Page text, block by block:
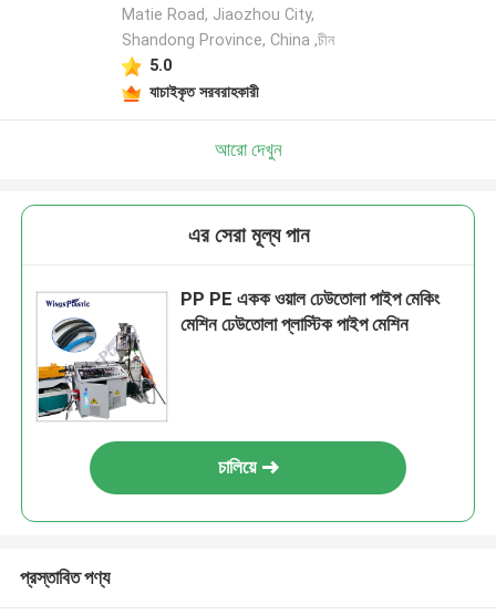
Matie Road, Jiaozhou City,
Shandong Province, China ,চীন
5.0
যাচাইকৃত সরবরাহকারী
আরো দেখুন
এর সেরা মূল্য পান
PP PE একক ওয়াল ঢেউতোলা পাইপ মেকিং
মেশিন ঢেউতোলা প্লাস্টিক পাইপ মেশিন
চালিয়ে
প্রস্তাবিত পণ্য